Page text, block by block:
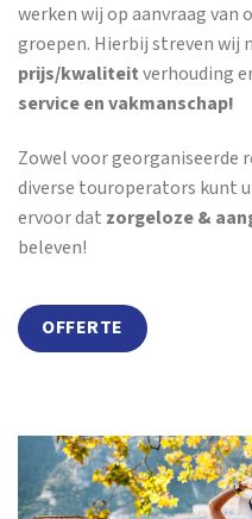
werken wij op aanvraag van
groepen. Hierbij streven wij
prijs/kwaliteitverhouding
service en vakmanschap!
Zowel voor georganiseerde
diverse touroperators kunt
ervoor dat zorgeloze &
beleven!
OFFERTE